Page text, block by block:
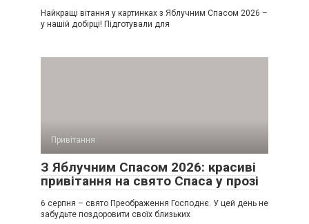
Найкращі вітання у картинках з Яблучним Спасом 2026 –
у нашій добірці! Підготували для
Привітання
З Яблучним Спасом 2026: красиві
привітання на свято Спаса у прозі
6 серпня – свято Преображення Господнє. У цей день не
забудьте поздоровити своїх близьких